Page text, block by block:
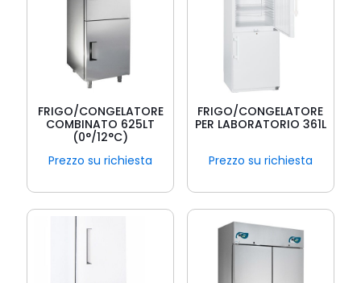
FRIGO/CONGELATORE
COMBINATO 625LT
(0°/12°C)
Prezzo su richiesta
FRIGO/CONGELATORE
PER LABORATORIO 361L
Prezzo su richiesta